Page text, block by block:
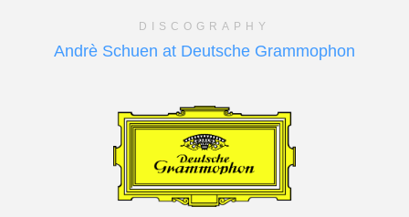
DISCOGRAPHY
Andrè Schuen at Deutsche Grammophon